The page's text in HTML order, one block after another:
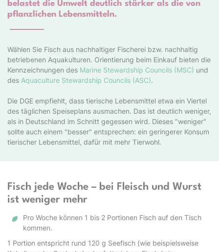
belastet die Umwelt deutlich stärker als die von
pflanzlichen Lebensmitteln.
Wählen Sie Fisch aus nachhaltiger Fischerei bzw. nachhaltig
betriebenen Aquakulturen. Orientierung beim Einkauf bieten die
Kennzeichnungen des Marine Stewardship Councils (MSC) und
des Aquaculture Stewardship Councils (ASC).
Die DGE empfiehlt, dass tierische Lebensmittel etwa ein Viertel
des täglichen Speiseplans ausmachen. Das ist deutlich weniger,
als in Deutschland im Schnitt gegessen wird. Dieses "weniger"
sollte auch einem "besser" entsprechen: ein geringerer Konsum
tierischer Lebensmittel, dafür mit mehr Tierwohl.
Fisch jede Woche – bei Fleisch und Wurst
ist weniger mehr
Pro Woche können 1 bis 2 Portionen Fisch auf den Tisch
kommen.
1 Portion entspricht rund 120 g Seefisch (wie beispielsweise